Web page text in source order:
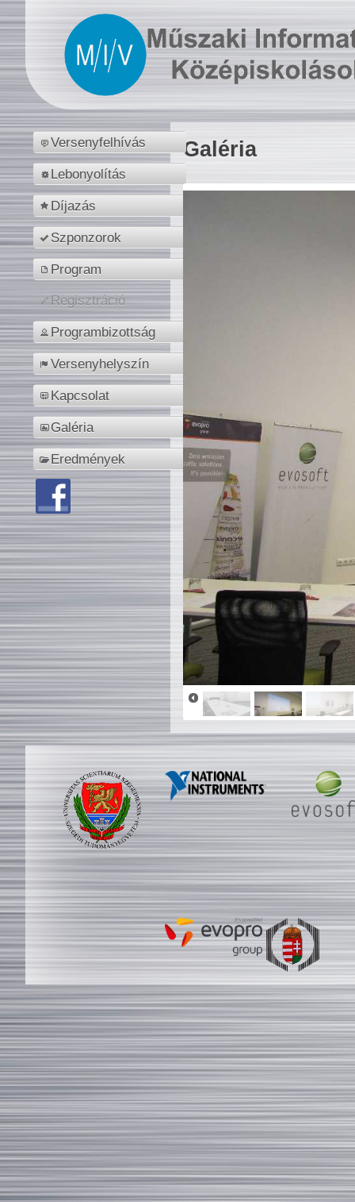
Versenyfelhívás
Lebonyolítás
Díjazás
Szponzorok
Program
Regisztráció
Programbizottság
Versenyhelyszín
Kapcsolat
Galéria
Eredmények
Galéria